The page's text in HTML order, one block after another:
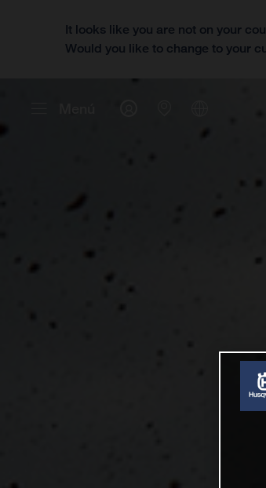
It looks like you are not on your
Would you like to change to your